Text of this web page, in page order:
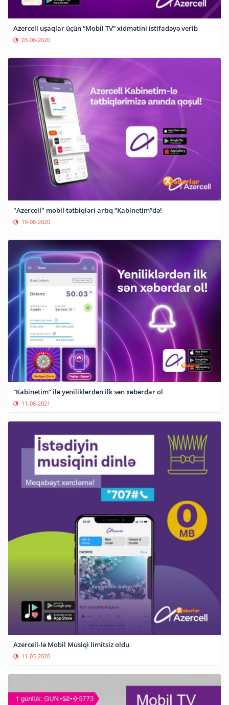
Azercell uşaqlar üçün “Mobil TV” xidmətini istifadəyə verib
03-06-2020
"Azercell" mobil tətbiqləri artıq “Kabinetim”də!
19-08-2020
“Kabinetim” ilə yeniliklərdən ilk sən xəbərdar ol
11-08-2021
Azercell-lə Mobil Musiqi limitsiz oldu
11-03-2020